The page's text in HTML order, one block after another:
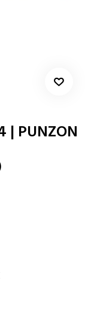
| PUNZON